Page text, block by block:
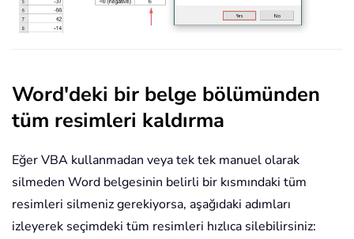
Word'deki bir belge bölümünden
tüm resimleri kaldırma
Eğer VBA kullanmadan veya tek tek manuel olarak
silmeden Word belgesinin belirli bir kısmındaki tüm
resimleri silmeniz gerekiyorsa, aşağıdaki adımları
izleyerek seçimdeki tüm resimleri hızlıca silebilirsiniz: